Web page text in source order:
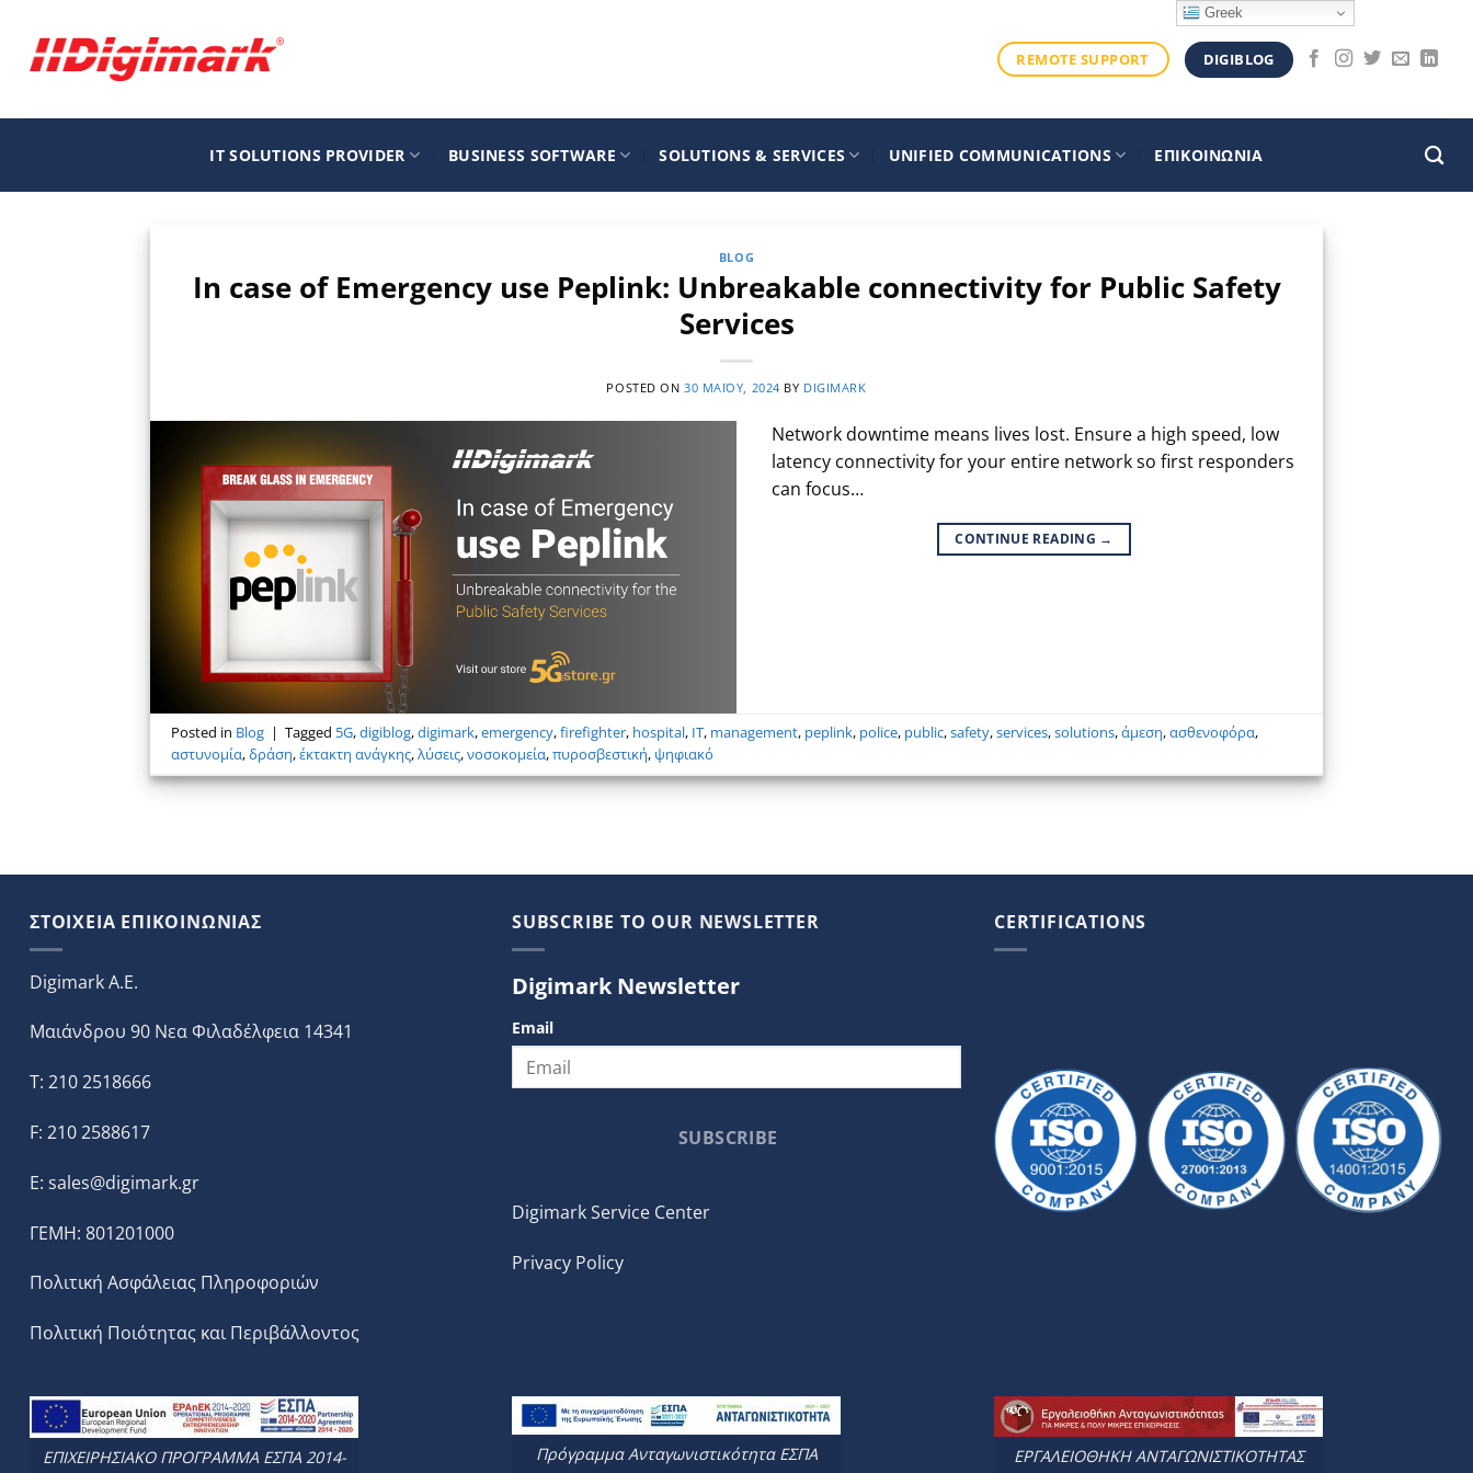
περιεχόμενο
REMOTE SUPPORT DIGIBLOG
IT SOLUTIONS PROVIDER BUSINESS SOFTWARE SOLUTIONS & SERVICES UNIFIED COMMUNICATIONS ΕΠΙΚΟΙΝΩΝΙΑ
BLOG
In case of Emergency use Peplink: Unbreakable connectivity for Public Safety
Services
POSTED ON30 ΜΑΪ́ΟΥ, 2024 BY DIGIMARK
Network downtime means lives lost. Ensure a high speed, low
latency connectivity for your entire network so first responders
can focus…
CONTINUE READING →
Posted in Blog | Tagged 5G,digiblog,digimark,emergency,firefighter, hospital, IT, management, peplink, police, public,safety,services,solutions,άμεση,ασθενοφόρα,
αστυνομία,δράση,έκτακτη ανάγκης,λύσεις,νοσοκομεία,πυροσβεστική, ψηφιακό
ΣΤΟΙΧΕΙΑ ΕΠΙΚΟΙΝΩΝΙΑΣ
Digimark A.E.
Μαιάνδρου 90 Νεα Φιλαδέλφεια 14341
T: 210 2518666
F: 210 2588617
E: sales@digimark.gr
ΓΕΜΗ: 801201000
Πολιτική Ασφάλειας Πληροφοριών
Πολιτική Ποιότητας και Περιβάλλοντος
SUBSCRIBE TO OUR NEWSLETTER
Digimark Newsletter
Email
SUBSCRIBE
Digimark Service Center
Privacy Policy
CERTIFICATIONS
ΕΠΙΧΕΙΡΗΣΙΑΚΟ ΠΡΟΓΡΑΜΜΑ ΕΣΠΑ 2014-
Πρόγραμμα Ανταγωνιστικότητα ΕΣΠΑ
ΕΡΓΑΛΕΙΟΘΗΚΗ ΑΝΤΑΓΩΝΙΣΤΙΚΟΤΗΤΑΣ
Greek